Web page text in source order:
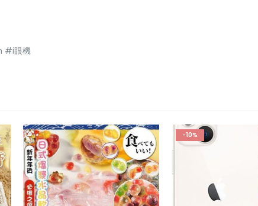
#i眼機
-10%